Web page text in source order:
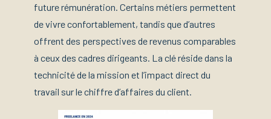
future rémunération. Certains métiers permettent
de vivre confortablement, tandis que d’autres
offrent des perspectives de revenus comparables
à ceux des cadres dirigeants. La clé réside dans la
technicité de la mission et l’impact direct du
travail sur le chiffre d’affaires du client.